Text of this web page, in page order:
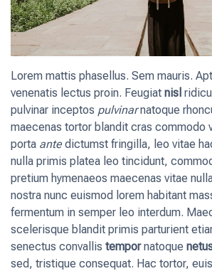
Lorem mattis phasellus. Sem mauris.
venenatis lectus proin. Feugiat nisl
pulvinar inceptos pulvinarnatoque
maecenas tortor blandit cras commodo
porta antedictumst fringilla, leo vitae
nulla primis platea leo tincidunt,
pretium hymenaeos maecenas vitae
nostra nunc euismod lorem habitant
fermentum in semper leo interdum.
scelerisque blandit primis parturient
senectus convallis tempornatoque
sed, tristique consequat. Hac tortor,